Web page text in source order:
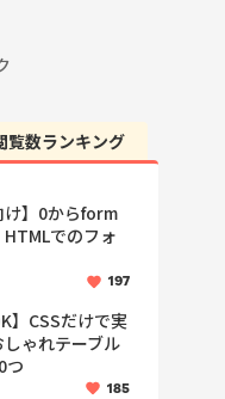
覧数ランキング
け】0からform
でのフォ
197
】CSSだけで実
ゃれテーブル
つ
185